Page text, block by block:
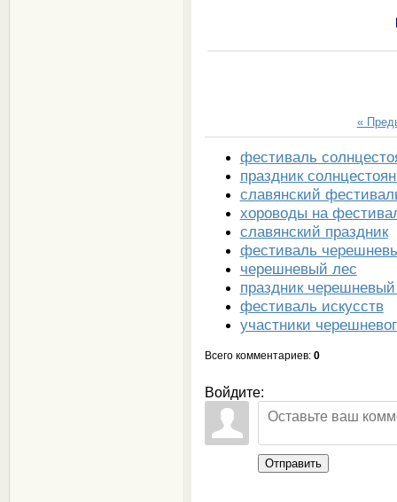
«
фестиваль
праздник
славянский
хороводы на
славянский праздник
фестиваль
черешневый лес
праздник
фестиваль искусств
участники
Всего комментариев: 0
Войдите:
Отправить